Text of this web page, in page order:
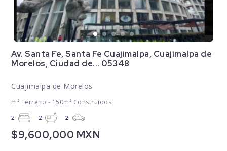
Av. Santa Fe, Santa Fe Cuajimalpa, Cuajimalpa de
Morelos, Ciudad de... 05348
Cuajimalpa de Morelos
m² Terreno - 150m² Construidos
2 2 2
$9,600,000 MXN